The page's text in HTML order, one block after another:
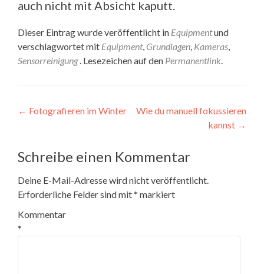
auch nicht mit Absicht kaputt.
Dieser Eintrag wurde veröffentlicht in Equipmentund
verschlagwortet mit Equipment, Grundlagen, Kameras,
Sensorreinigung. Lesezeichen auf den Permanentlink.
Beitragsnavigation
← Fotografieren im Winter
Wie du manuell fokussieren
kannst →
Schreibe einen Kommentar
Deine E-Mail-Adresse wird nicht veröffentlicht.
Erforderliche Felder sind mit* markiert
Kommentar
*